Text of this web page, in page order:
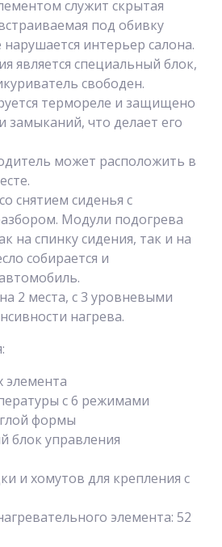
служит скрытая
под обивку
интерьер салона.
является специальный блок,
свободен.
термореле и защищено
замыканий, что делает его
может расположить в
снятием сиденья с
Модули подогрева
на спинку сидения, так и на
собирается и
2 места, с 3 уровневыми
нагрева.
элемента
с 6 режимами
формы
блок управления
и хомутов для крепления с
элемента: 52